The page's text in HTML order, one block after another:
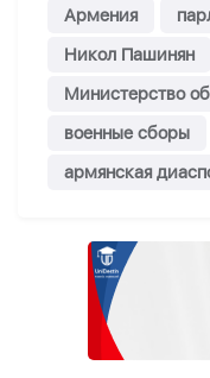
Армения
Никол Пашинян
Министерство
военные сборы
армянская